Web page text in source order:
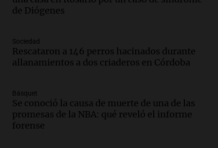
Panorama Federal
Audio.
en la Sociedad Rural de Bulaya con
actividades para toda la familia
Audio.
edificios y una casa del estudiante para
jóvenes de la región
Panorama Federal
de Diógenes
Sociedad
Rescataron a 146 perros hacinados durante
allanamientos a dos criaderos en Córdoba
Básquet
Se conoció la causa de muerte de una de las
promesas de la NBA: qué reveló el informe
forense